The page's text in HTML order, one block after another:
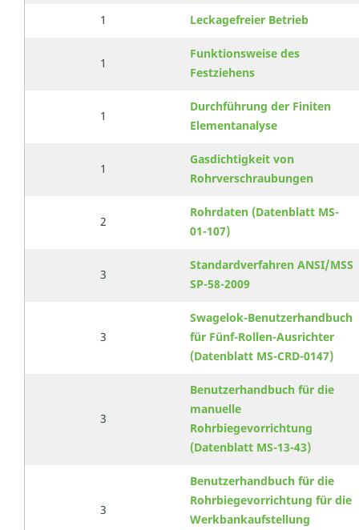
1
Leckagefreier Betrieb
1
Funktionsweise des
Festziehens
1
Durchführung der Finiten
Elementanalyse
1
Gasdichtigkeit von
Rohrverschraubungen
2
Rohrdaten (Datenblatt MS-
01-107)
3
Standardverfahren ANSI/MSS
SP-58-2009
3
Swagelok-Benutzerhandbuch
für Fünf-Rollen-Ausrichter
(Datenblatt MS-CRD-0147)
3
Benutzerhandbuch für die
manuelle
Rohrbiegevorrichtung
(Datenblatt MS-13-43)
3
Benutzerhandbuch für die
Rohrbiegevorrichtung für die
Werkbankaufstellung